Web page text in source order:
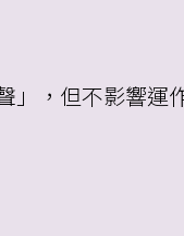
」，但不影響運